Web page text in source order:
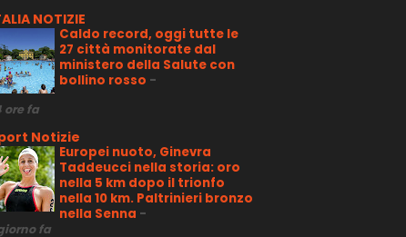
NOTIZIE
Caldo record, oggi tutte le
27 città monitorate dal
ministero della Salute con
bollino rosso -
ore fa
Notizie
Europei nuoto, Ginevra
Taddeucci nella storia: oro
nella 5 km dopo il trionfo
nella 10 km. Paltrinieri bronzo
nella Senna -
fa